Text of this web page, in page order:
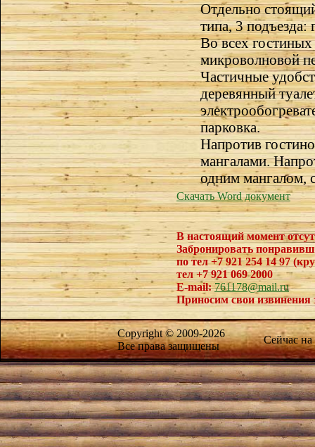
Отдельно
типа, 3
Во всех гостиных
микроволновой
Частичные
деревянный
парковка.
Напротив
мангалами.
одним мангалом,
Скачать Word документ
В настоящий момент
Забронировать
по тел +7 921 254 14 97
тел +7 921 069 2000
E-mail:761178@mail.ru
Приносим свои извинения
Copyright © 2009-2026
Все права защищены
Сейчас